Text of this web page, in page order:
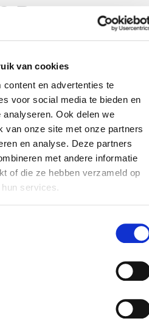
van cookies
en advertenties te
voor social media te bieden en
Ook delen we
van onze site met onze partners
en analyse. Deze partners
met andere informatie
of die ze hebben verzameld op
services.
Partners
op -
Nederland
PUBLICATIEDATUM
01.06.2021
Nederlandse
ingestemd met een